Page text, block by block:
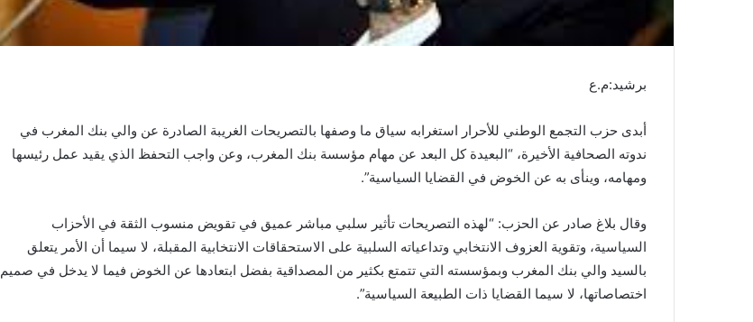
برشيد:م.ع
أبدى حزب التجمع الوطني للأحرار استغرابه سياق ما وصفها بالتصريحات الغريبة الصادرة عن والي بنك المغرب في
ندوته الصحافية الأخيرة، “البعيدة كل البعد عن مهام مؤسسة بنك المغرب، وعن واجب التحفظ الذي يقيد عمل رئيسها
ومهامه، وينأى به عن الخوض في القضايا السياسية”.
وقال بلاغ صادر عن الحزب: “لهذه التصريحات تأثير سلبي مباشر عميق في تقويض منسوب الثقة في الأحزاب
السياسية، وتقوية العزوف الانتخابي وتداعياته السلبية على الاستحقاقات الانتخابية المقبلة، لا سيما أن الأمر يتعلق
بالسيد والي بنك المغرب وبمؤسسته التي تتمتع بكثير من المصداقية بفضل ابتعادها عن الخوض فيما لا يدخل في صميم
اختصاصاتها، لا سيما القضايا ذات الطبيعة السياسية”.